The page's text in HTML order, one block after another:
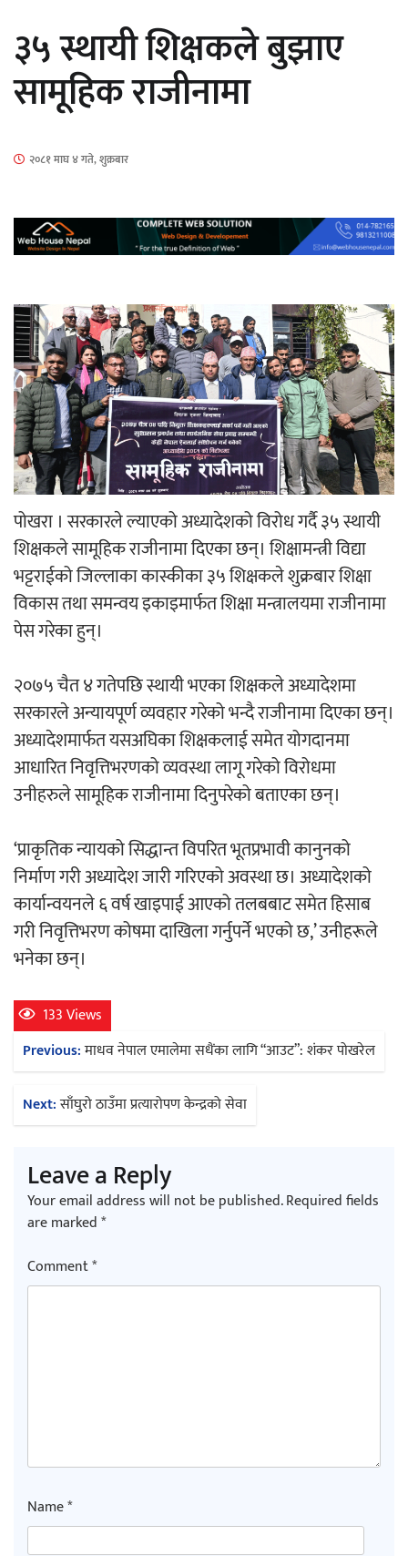
‘ईयुमा डट कम’ले बुधबारदेखि आफ्नो
औपचारिक सेवा सञ्चालनमा
हलमा छैन ‘गौँथली’को टिकट
‘आइतबारको अफिस’ को परिचर्चा सम्पन्न
अर्जुन चन्द्रको ‘संवेदनाका प्रतिध्वनि’
मुक्तकसङ्ग्रह लोकार्पण
चलचित्र ‘माया भनेकै यस्तो होला’को शीर्ष गीत
सार्वजनिक
३५ स्थायी शिक्षकले बुझाए
सामूहिक राजीनामा
२०८१ माघ ४ गते, शुक्रबार
पोखरा । सरकारले ल्याएको अध्यादेशको विरोध गर्दै ३५ स्थायी
शिक्षकले सामूहिक राजीनामा दिएका छन्। शिक्षामन्त्री विद्या
भट्टराईको जिल्लाका कास्कीका ३५ शिक्षकले शुक्रबार शिक्षा
विकास तथा समन्वय इकाइमार्फत शिक्षा मन्त्रालयमा राजीनामा
पेस गरेका हुन्।
२०७५ चैत ४ गतेपछि स्थायी भएका शिक्षकले अध्यादेशमा
सरकारले अन्यायपूर्ण व्यवहार गरेको भन्दै राजीनामा दिएका छन्।
अध्यादेशमार्फत यसअघिका शिक्षकलाई समेत योगदानमा
आधारित निवृत्तिभरणको व्यवस्था लागू गरेको विरोधमा
उनीहरुले सामूहिक राजीनामा दिनुपरेको बताएका छन्।
‘प्राकृतिक न्यायको सिद्धान्त विपरित भूतप्रभावी कानुनको
निर्माण गरी अध्यादेश जारी गरिएको अवस्था छ। अध्यादेशको
कार्यान्वयनले ६ वर्ष खाइपाई आएको तलबबाट समेत हिसाब
गरी निवृत्तिभरण कोषमा दाखिला गर्नुपर्ने भएको छ,’ उनीहरूले
भनेका छन्।
133 Views
Post
navigation
Previous:माधव नेपाल एमालेमा सधैंका लागि “आउट”: शंकर पोखरेल
Next:साँघुरो ठाउँमा प्रत्यारोपण केन्द्रको सेवा
Leave a Reply
Your email address will not be published.Required fields
are marked*
Comment*
Name*